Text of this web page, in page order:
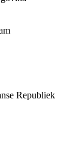
Republiek